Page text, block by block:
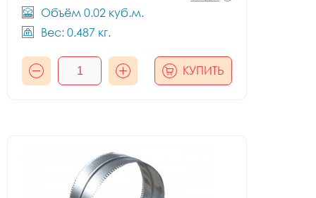
Объём 0.02 куб.м.
Вес: 0.487 кг.
КУПИТЬ